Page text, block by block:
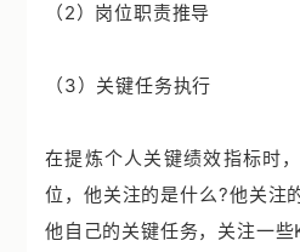
（2）岗位职责推导
（3）关键任务执行
在提炼个人关键绩效指标时
位，他关注的是什么?他关注
他自己的关键任务，关注一些